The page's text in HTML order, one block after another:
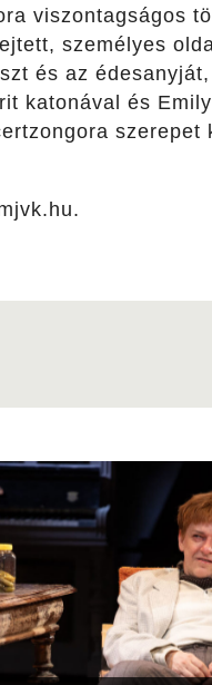
viszontagságos
személyes
és az
katonával és
szerepet